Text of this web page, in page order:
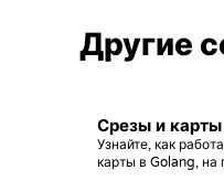
Другие
Срезы и карты
Узнайте, как
карты в Golang, на